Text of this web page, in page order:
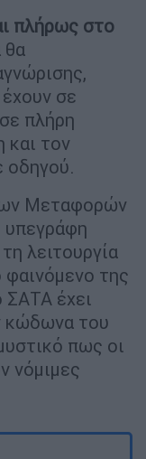
πλήρως στο
θα
σε
πλήρη
και τον
οδηγού.
Μεταφορών
υπεγράφη
λειτουργία
της
ΣΑΤΑ έχει
κώδωνα του
πως οι
νόμιμες